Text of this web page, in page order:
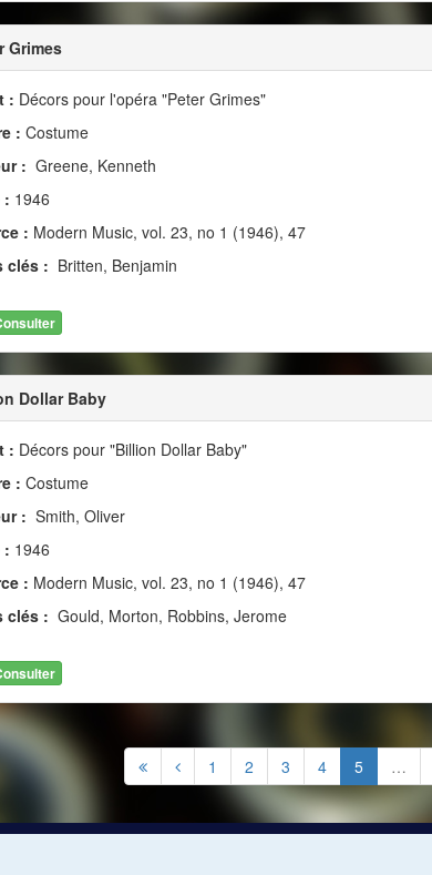
Grimes
: Décors pour l'opéra "Peter Grimes"
: Costume
: Greene, Kenneth
: 1946
: Modern Music, vol. 23, no 1 (1946), 47
clés : Britten, Benjamin
Dollar Baby
: Décors pour "Billion Dollar Baby"
: Costume
: Smith, Oliver
: 1946
: Modern Music, vol. 23, no 1 (1946), 47
clés : Gould, Morton, Robbins, Jerome
1 2 3 4 5 …